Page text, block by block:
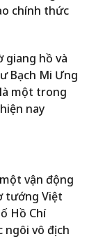
chính thức
giang hồ và
Bạch Mi Ưng
một trong
nay
vận động
tướng Việt
Hồ Chí
ngôi vô địch